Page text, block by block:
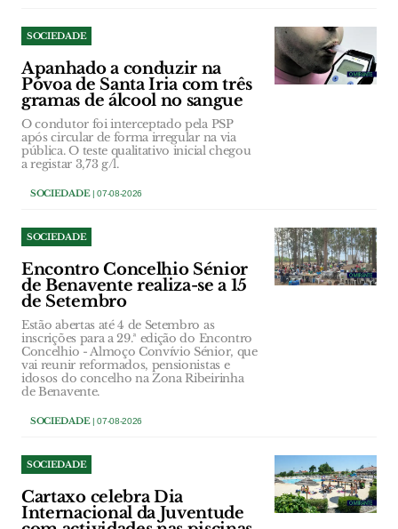
SOCIEDADE
Apanhado a conduzir na
Póvoa de Santa Iria com três
gramas de álcool no sangue
O condutor foi interceptado pela PSP
após circular de forma irregular na via
pública. O teste qualitativo inicial chegou
a registar 3,73 g/l.
SOCIEDADE| 07-08-2026
SOCIEDADE
Encontro Concelhio Sénior
de Benavente realiza-se a 15
de Setembro
Estão abertas até 4 de Setembro as
inscrições para a 29.ª edição do Encontro
Concelhio - Almoço Convívio Sénior, que
vai reunir reformados, pensionistas e
idosos do concelho na Zona Ribeirinha
de Benavente.
SOCIEDADE| 07-08-2026
SOCIEDADE
Cartaxo celebra Dia
Internacional da Juventude